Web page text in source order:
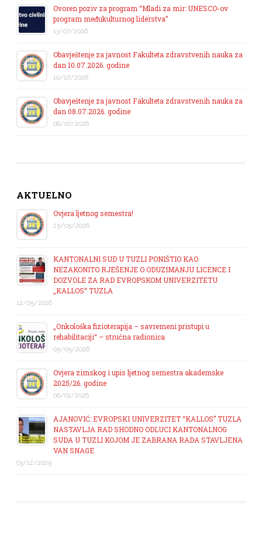
Ovoren poziv za program “Mladi za mir: UNESCO-ov
program međukulturnog liderstva”
13/07/2026
Obavještenje za javnost Fakulteta zdravstvenih nauka za
dan 10.07.2026. godine
10/07/2026
Obavještenje za javnost Fakulteta zdravstvenih nauka za
dan 08.07.2026. godine
08/07/2026
AKTUELNO
Ovjera ljetnog semestra!
25/05/2026
KANTONALNI SUD U TUZLI PONIŠTIO KAO
NEZAKONITO RJEŠENJE O ODUZIMANJU LICENCE I
DOZVOLE ZA RAD EVROPSKOM UNIVERZITETU
„KALLOS“ TUZLA
12/05/2026
„Onkološka fizioterapija – savremeni pristupi u
rehabilitaciji“ – stručna radionica
05/05/2026
Ovjera zimskog i upis ljetnog semestra akademske
2025/26. godine
06/01/2026
AJANOVIĆ: EVROPSKI UNIVERZITET “KALLOS” TUZLA
NASTAVLJA RAD SHODNO ODLUCI KANTONALNOG
SUDA U TUZLI KOJOM JE ZABRANA RADA STAVLJENA
VAN SNAGE
03/12/2025